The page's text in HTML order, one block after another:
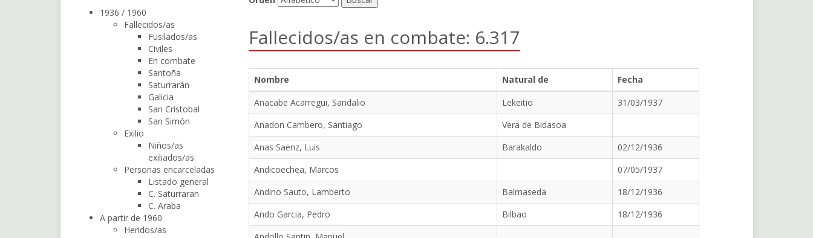
1936 / 1960
Fallecidos/as
Fusilados/as
Civiles
En combate
Santoña
Saturrarán
Galicia
San Cristobal
San Simón
Exilio
Niños/as
exiliados/as
Personas encarceladas
Listado general
C. Saturraran
C. Araba
A partir de 1960
Heridos/as
Fallecidos/as en combate: 6.317
Nombre Natural de
Fecha
Anacabe Acarregui, Sandalio
Lekeitio
31/03/1937
Anadon Cambero, Santiago
Vera de Bidasoa
Anas Saenz, Luis
Barakaldo
02/12/1936
Andicoechea, Marcos
07/05/1937
Andino Sauto, Lamberto
Balmaseda
18/12/1936
Ando Garcia, Pedro
Bilbao
18/12/1936